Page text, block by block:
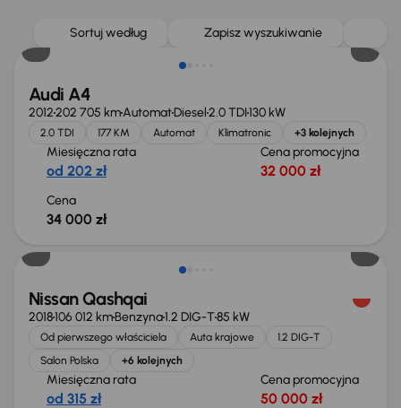
Sortuj według Zapisz wyszukiwanie
Audi A4
2012202 705 kmAutomatDiesel2.0 TDI130 kW
2.0 TDI 177 KM Automat Klimatronic +3 kolejnych
Miesięczna rata
od 202 zł
Cena promocyjna
32 000 zł
Cena
34 000 zł
Nissan Qashqai
2018106 012 kmBenzyna1.2 DIG-T85 kW
Od pierwszego właściciela Auta krajowe
1.2 DIG-T
Salon Polska
+6 kolejnych
Miesięczna rata
od 315 zł
Cena promocyjna
50 000 zł